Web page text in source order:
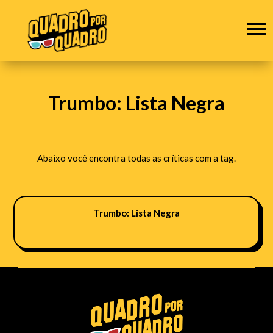
Trumbo: Lista Negra
Abaixo você encontra todas as críticas com a tag.
Trumbo: Lista Negra